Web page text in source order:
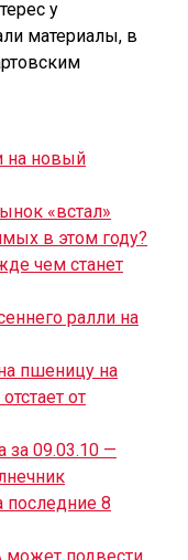
у
материалы, в
на новый
«встал»
в этом году?
чем станет
ралли на
пшеницу на
от
за 09.03.10 —
последние 8